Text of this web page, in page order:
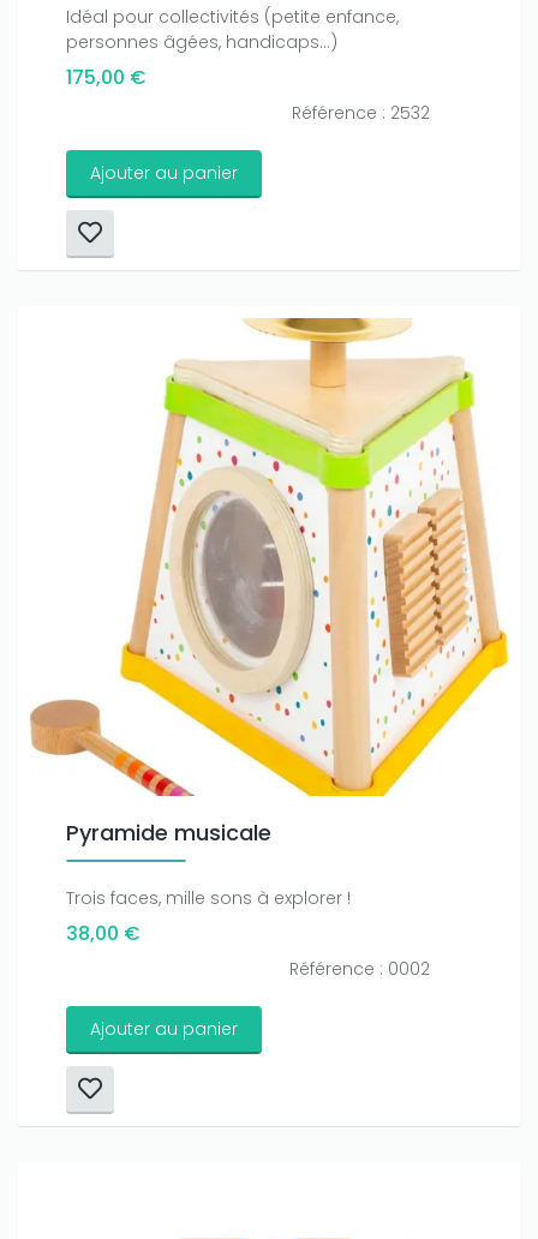
Idéal pour collectivités (petite enfance,
personnes âgées, handicaps...)
175,00 €
Référence : 2532
Ajouter au panier
Pyramide musicale
Trois faces, mille sons à explorer !
38,00 €
Référence : 0002
Ajouter au panier